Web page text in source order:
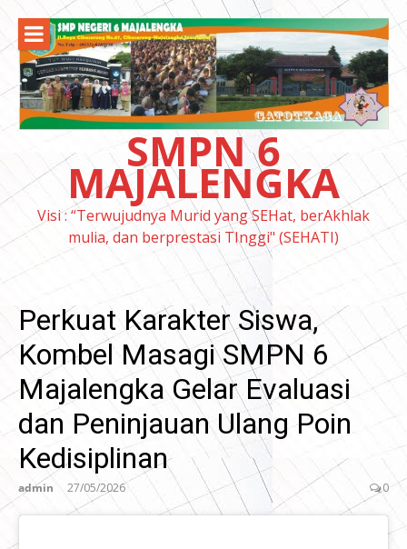
konten
SMPN 6
MAJALENGKA
Visi : “Terwujudnya Murid yang SEHat, berAkhlak
mulia, dan berprestasi TInggi" (SEHATI)
Perkuat Karakter Siswa,
Kombel Masagi SMPN 6
Majalengka Gelar Evaluasi
dan Peninjauan Ulang Poin
Kedisiplinan
admin 27/05/2026 0